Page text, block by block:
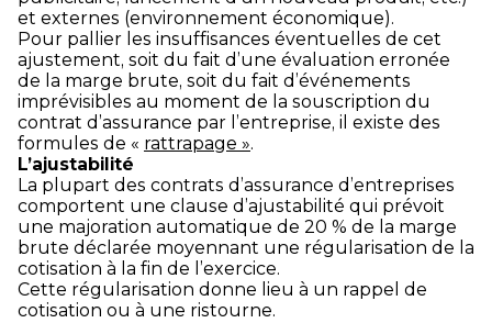
et externes (environnement économique).
Pour pallier les insuffisances éventuelles de cet
ajustement, soit du fait d’une évaluation erronée
de la marge brute, soit du fait d’événements
imprévisibles au moment de la souscription du
contrat d’assurance par l’entreprise, il existe des
formules de « rattrapage ».
L’ajustabilité
La plupart des contrats d’assurance d’entreprises
comportent une clause d’ajustabilité qui prévoit
une majoration automatique de 20 % de la marge
brute déclarée moyennant une régularisation de la
cotisation à la fin de l’exercice.
Cette régularisation donne lieu à un rappel de
cotisation ou à une ristourne.